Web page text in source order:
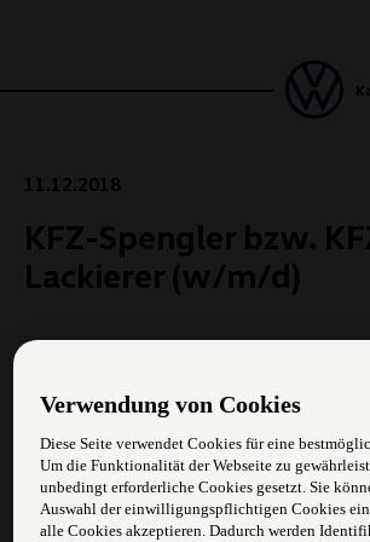
11.12.2018
KFZ-Spengler bzw.
Lackierer (w/m/d)
Lackieren und Gestalten von
Instandhaltungsarbeiten
Dokumentation von Schäden
Verwendung von Cookies
Diese Seite verwendet Cookies für eine
Um die Funktionalität der Webseite zu
unbedingt erforderliche Cookies gesetzt. Sie
Auswahl der einwilligungspflichtigen Cookies
alle Cookies akzeptieren. Dadurch werden